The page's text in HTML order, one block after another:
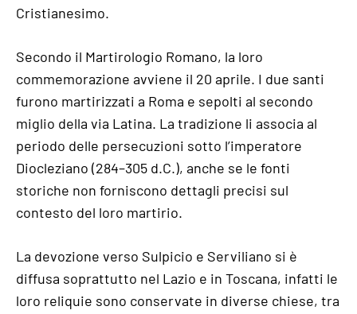
Cristianesimo.
Secondo il Martirologio Romano, la loro
commemorazione avviene il 20 aprile. I due santi
furono martirizzati a Roma e sepolti al secondo
miglio della via Latina. La tradizione li associa al
periodo delle persecuzioni sotto l’imperatore
Diocleziano (284–305 d.C.), anche se le fonti
storiche non forniscono dettagli precisi sul
contesto del loro martirio.
La devozione verso Sulpicio e Serviliano si è
diffusa soprattutto nel Lazio e in Toscana, infatti le
loro reliquie sono conservate in diverse chiese, tra